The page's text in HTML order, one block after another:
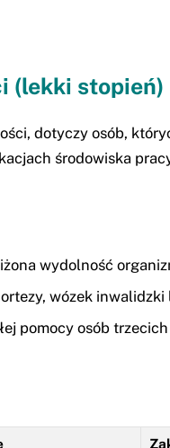
(lekki stopień)
dotyczy osób,
środowiska
wydolność
ortezy, wózek
pomocy osób